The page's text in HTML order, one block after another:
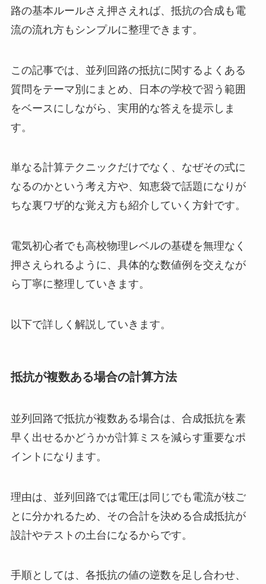
路の基本ルールさえ押さえれば、抵抗の合成も電
流の流れ方もシンプルに整理できます。
この記事では、並列回路の抵抗に関するよくある
質問をテーマ別にまとめ、日本の学校で習う範囲
をベースにしながら、実用的な答えを提示しま
す。
単なる計算テクニックだけでなく、なぜその式に
なるのかという考え方や、知恵袋で話題になりが
ちな裏ワザ的な覚え方も紹介していく方針です。
電気初心者でも高校物理レベルの基礎を無理なく
押さえられるように、具体的な数値例を交えなが
ら丁寧に整理していきます。
以下で詳しく解説していきます。
抵抗が複数ある場合の計算方法
並列回路で抵抗が複数ある場合は、合成抵抗を素
早く出せるかどうかが計算ミスを減らす重要なポ
イントになります。
理由は、並列回路では電圧は同じでも電流が枝ご
とに分かれるため、その合計を決める合成抵抗が
設計やテストの土台になるからです。
手順としては、各抵抗の値の逆数を足し合わせ、